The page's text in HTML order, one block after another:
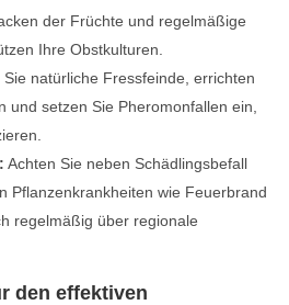
der Früchte und regelmäßige
Ihre Obstkulturen.
Sie natürliche Fressfeinde, errichten
und setzen Sie Pheromonfallen ein,
Achten Sie neben Schädlingsbefall
Pflanzenkrankheiten wie Feuerbrand
regelmäßig über regionale
den effektiven